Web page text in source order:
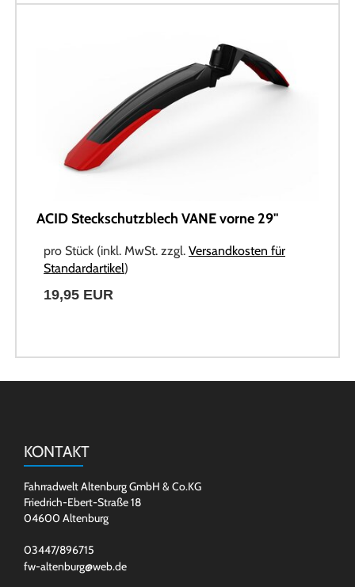
ACID Steckschutzblech VANE vorne 29"
pro Stück (inkl. MwSt. zzgl. Versandkosten für
Standardartikel)
19,95 EUR
KONTAKT
Fahrradwelt Altenburg GmbH & Co.KG
Friedrich-Ebert-Straße 18
04600 Altenburg
03447/896715
fw-altenburg@web.de